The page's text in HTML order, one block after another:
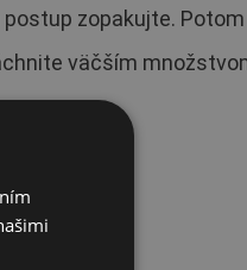
zopakujte.
väčším
predpisov.